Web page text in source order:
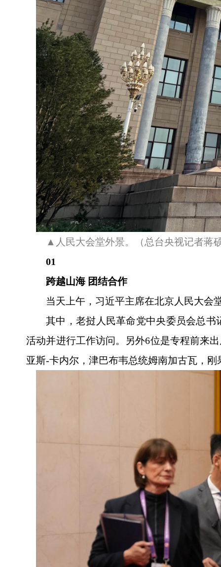
▲人民大会堂外景。（总台央视记者蒋
01
跨越山海 团结合作
当天上午，习近平主席在北京人民大会
其中，老挝人民革命党中央委员会总
活动并进行工作访问。另外6位是专程前来
亚斯-卡内尔，津巴布韦总统姆南加古瓦，